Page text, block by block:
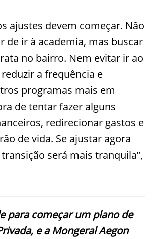
ajustes devem começar. Não
de ir à academia, mas buscar
no bairro. Nem evitar ir ao
a frequência e
programas mais em
de tentar fazer alguns
redirecionar gastos e
de vida. Se ajustar agora
será mais tranquila”,
para começar um plano de
e a Mongeral Aegon